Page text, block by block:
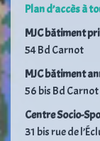
Plan d’accès à
MJC bâtiment
54 Bd Carnot
MJC bâtiment
56 bis Bd Carnot
Centre Socio-
31 bis rue de